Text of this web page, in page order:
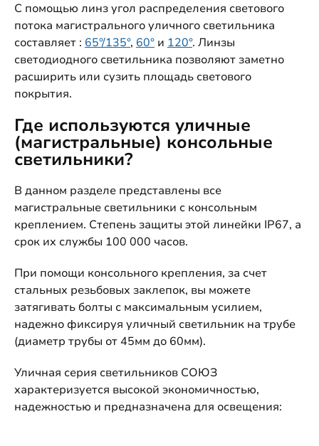
С помощью линз угол распределения светового
потока магистрального уличного светильника
составляет : 65°/135°, 60° и 120°. Линзы
светодиодного светильника позволяют заметно
расширить или сузить площадь светового
покрытия.
Где используются уличные
(магистральные) консольные
светильники?
В данном разделе представлены все
магистральные светильники с консольным
креплением. Степень защиты этой линейки IP67, а
срок их службы 100 000 часов.
При помощи консольного крепления, за счет
стальных резьбовых заклепок, вы можете
затягивать болты с максимальным усилием,
надежно фиксируя уличный светильник на трубе
(диаметр трубы от 45мм до 60мм).
Уличная серия светильников СОЮЗ
характеризуется высокой экономичностью,
надежностью и предназначена для освещения: